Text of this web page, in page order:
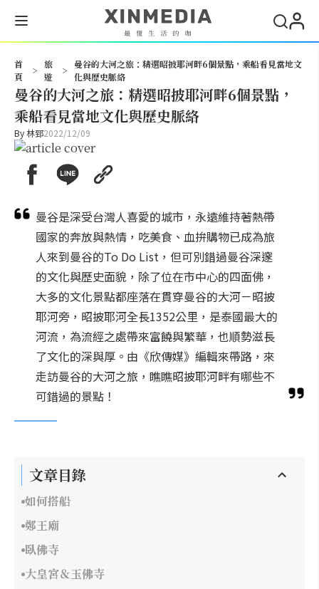
首
頁
>
旅
遊
>
曼谷的大河之旅：精選昭披耶河畔6個景點，乘船看見當地文
化與歷史脈絡
曼谷的大河之旅：精選昭披耶河畔6個景點，
乘船看見當地文化與歷史脈絡
By林郅2022/12/09
曼谷是深受台灣人喜愛的城市，永遠維持著熱帶
國家的奔放與熱情，吃美食、血拚購物已成為旅
人來到曼谷的To Do List，但可別錯過曼谷深邃
的文化與歷史面貌，除了位在市中心的四面佛，
大多的文化景點都座落在貫穿曼谷的大河－昭披
耶河旁，昭披耶河全長1352公里，是泰國最大的
河流，為流經之處帶來富饒與繁華，也順勢滋長
了文化的深與厚。由《欣傳媒》編輯來帶路，來
走訪曼谷的大河之旅，瞧瞧昭披耶河畔有哪些不
可錯過的景點！
文章目錄
如何搭船
鄭王廟
臥佛寺
大皇宮＆玉佛寺